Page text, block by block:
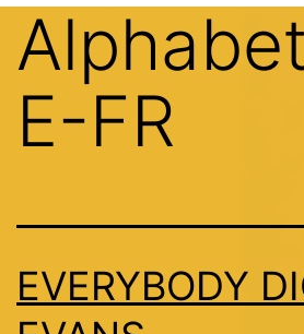
E-FR
EVERYBODY